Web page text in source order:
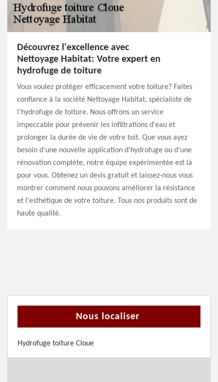
Découvrez l'excellence avec
Nettoyage Habitat: Votre expert en
hydrofuge de toiture
Vous voulez protéger efficacement votre toiture? Faites
confiance à la société Nettoyage Habitat, spécialiste de
l'hydrofuge de toiture. Nous offrons un service
impeccable pour prévenir les infiltrations d'eau et
prolonger la durée de vie de votre toit. Que vous ayez
besoin d'une nouvelle application d'hydrofuge ou d'une
rénovation complète, notre équipe expérimentée est là
pour vous. Obtenez un devis gratuit et laissez-nous vous
montrer comment nous pouvons améliorer la résistance
et l'esthétique de votre toiture. Tous nos produits sont de
haute qualité.
Nous localiser
Hydrofuge toiture Cloue